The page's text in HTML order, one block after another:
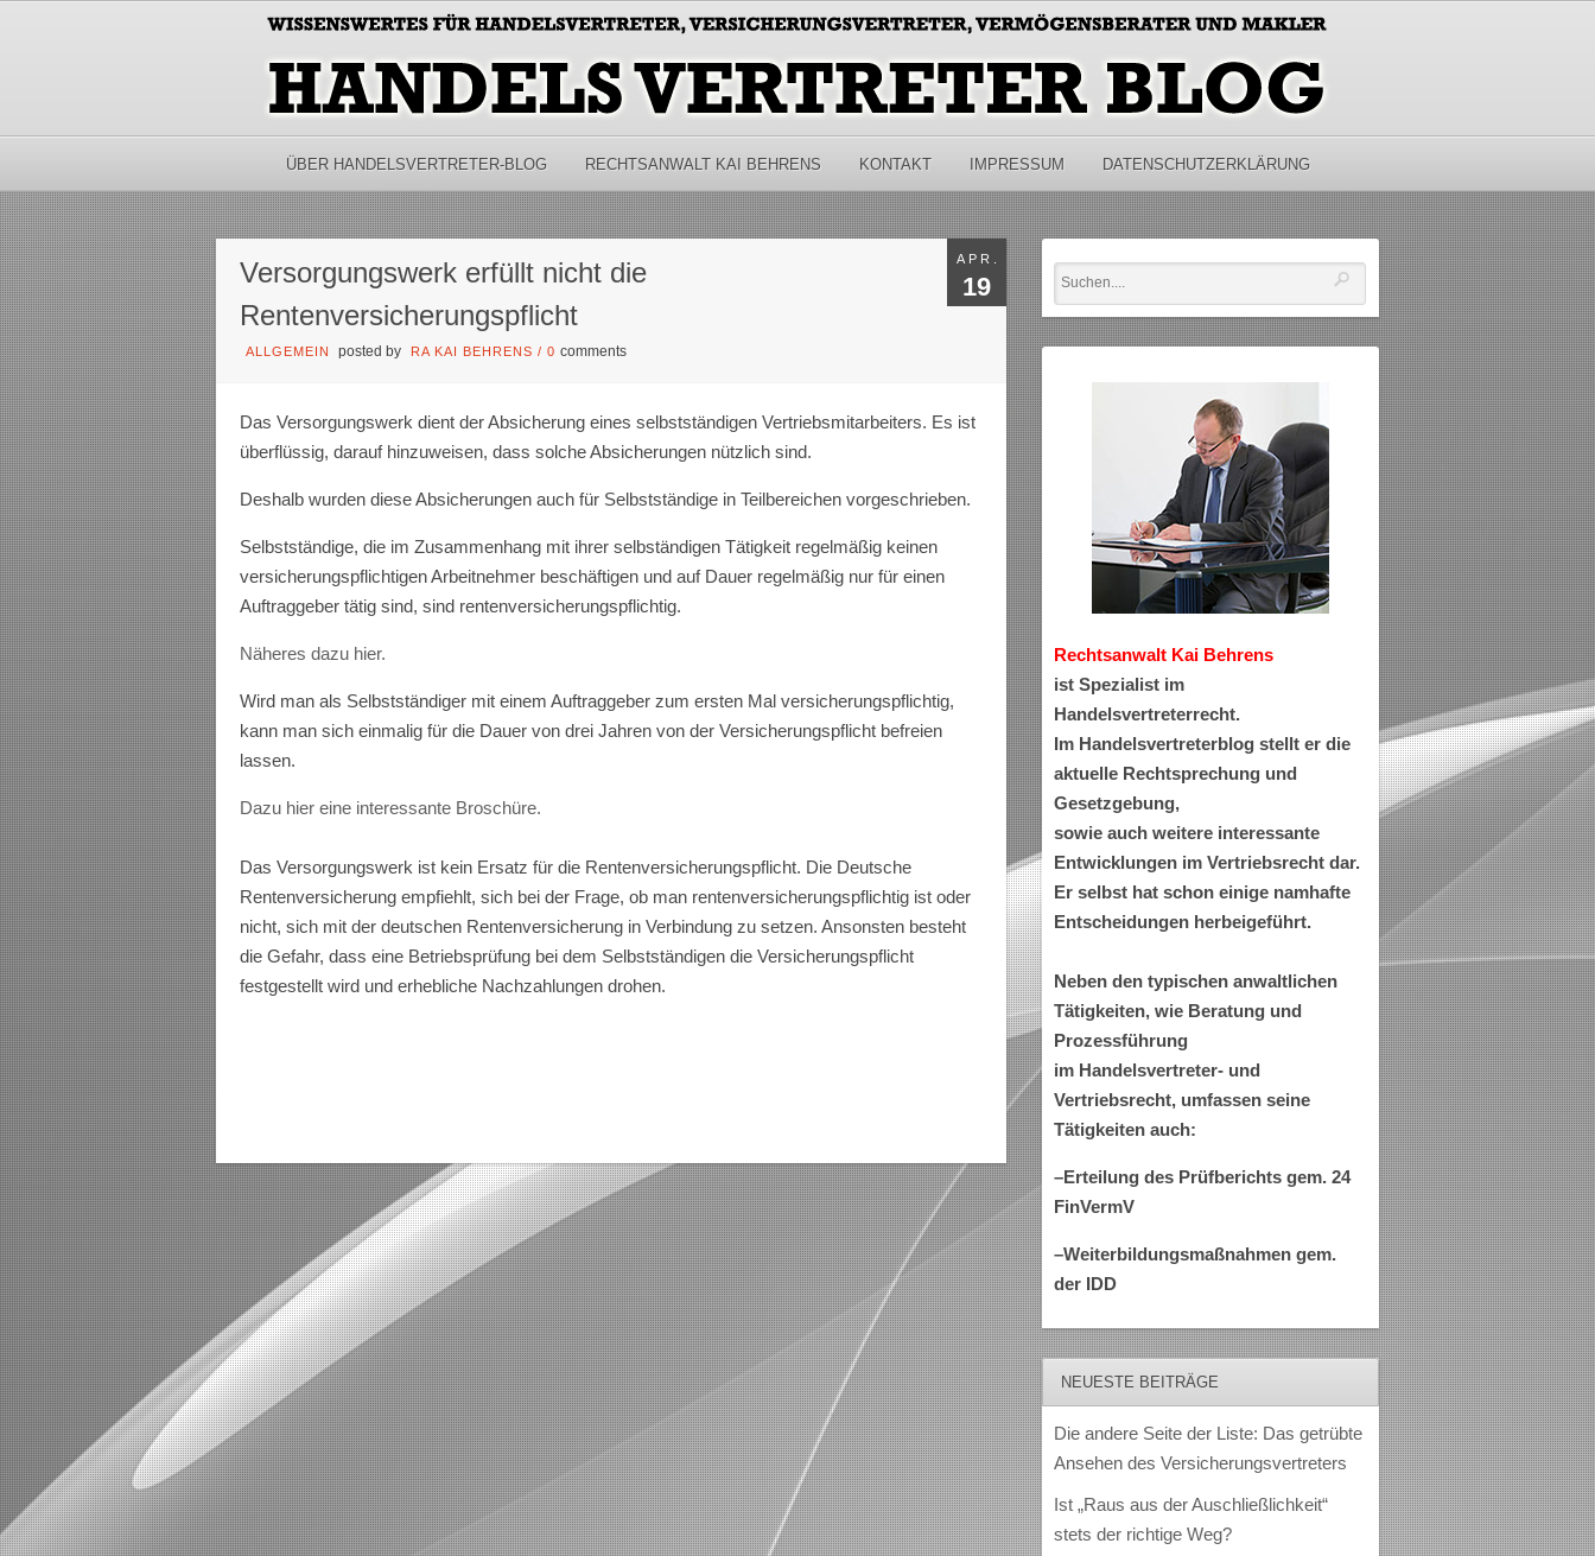
ÜBER HANDELSVERTRETER-BLOG RECHTSANWALT KAI BEHRENS KONTAKT IMPRESSUM DATENSCHUTZERKLÄRUNG
APR.
19
Versorgungswerk erfüllt nicht die
Rentenversicherungspflicht
ALLGEMEIN posted by RA KAI BEHRENS /0comments
Das Versorgungswerk dient der Absicherung eines selbstständigen Vertriebsmitarbeiters. Es ist
überflüssig, darauf hinzuweisen, dass solche Absicherungen nützlich sind.
Deshalb wurden diese Absicherungen auch für Selbstständige in Teilbereichen vorgeschrieben.
Selbstständige, die im Zusammenhang mit ihrer selbständigen Tätigkeit regelmäßig keinen
versicherungspflichtigen Arbeitnehmer beschäftigen und auf Dauer regelmäßig nur für einen
Auftraggeber tätig sind, sind rentenversicherungspflichtig.
Näheres dazu hier.
Wird man als Selbstständiger mit einem Auftraggeber zum ersten Mal versicherungspflichtig,
kann man sich einmalig für die Dauer von drei Jahren von der Versicherungspflicht befreien
lassen.
Dazu hier eine interessante Broschüre.
Das Versorgungswerk ist kein Ersatz für die Rentenversicherungspflicht. Die Deutsche
Rentenversicherung empfiehlt, sich bei der Frage, ob man rentenversicherungspflichtig ist oder
nicht, sich mit der deutschen Rentenversicherung in Verbindung zu setzen. Ansonsten besteht
die Gefahr, dass eine Betriebsprüfung bei dem Selbstständigen die Versicherungspflicht
festgestellt wird und erhebliche Nachzahlungen drohen.
Rechtsanwalt Kai Behrens
ist Spezialist im
Handelsvertreterrecht.
Im Handelsvertreterblog stellt er die
aktuelle Rechtsprechung und
Gesetzgebung,
sowie auch weitere interessante
Entwicklungen im Vertriebsrecht dar.
Er selbst hat schon einige namhafte
Entscheidungen herbeigeführt.
Neben den typischen anwaltlichen
Tätigkeiten, wie Beratung und
Prozessführung
im Handelsvertreter- und
Vertriebsrecht, umfassen seine
Tätigkeiten auch:
–Erteilung des Prüfberichts gem. 24
FinVermV
–Weiterbildungsmaßnahmen gem.
der IDD
NEUESTE BEITRÄGE
Die andere Seite der Liste: Das getrübte
Ansehen des Versicherungsvertreters
Ist „Raus aus der Auschließlichkeit“
stets der richtige Weg?